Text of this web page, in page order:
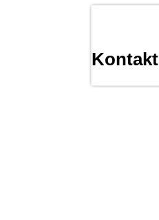
Kontakt